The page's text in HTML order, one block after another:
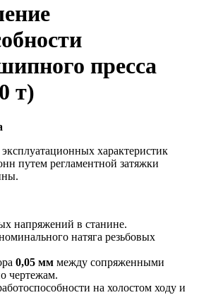
пресса
т)
характеристик
путем регламентной затяжки
напряжений в станине.
натяга резьбовых
0,05 мм между сопряженными
чертежам.
на холостом ходу и